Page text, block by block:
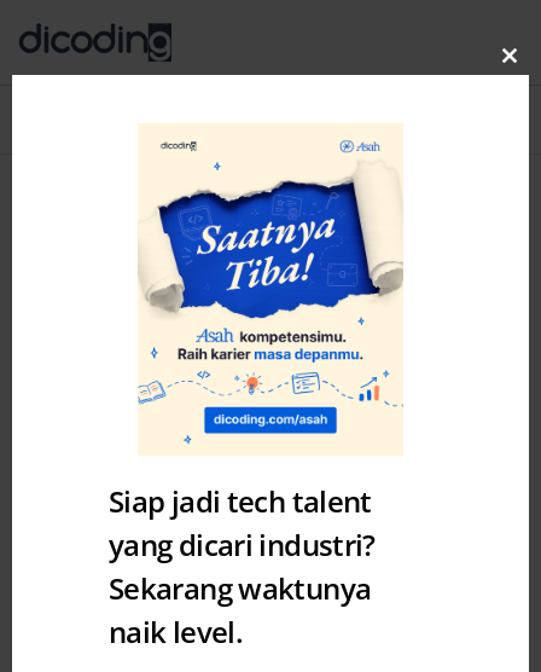
Category: Academy
2 YEARS AGO BY AUDREY DIWANTRI ALODIA
Siap jadi tech talent
yang dicari industri?
Sekarang waktunya
naik level.